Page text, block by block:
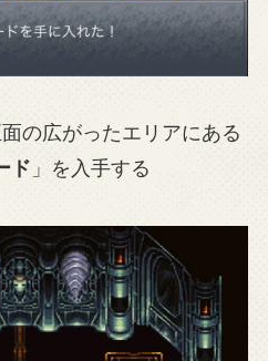
の広がったエリアにある
ド 」を入手する